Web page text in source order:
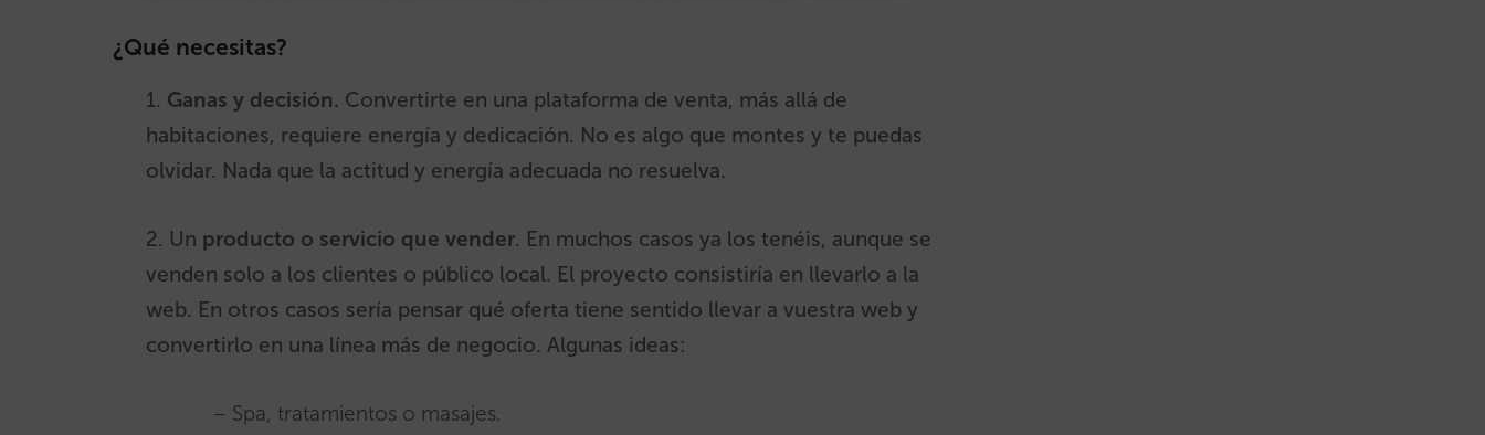
¿Qué necesitas?
1. Ganas y decisión. Convertirte en una plataforma de venta, más allá de
habitaciones, requiere energía y dedicación. No es algo que montes y te puedas
olvidar. Nada que la actitud y energía adecuada no resuelva.
2. Un producto o servicio que vender. En muchos casos ya los tenéis, aunque se
venden solo a los clientes o público local. El proyecto consistiría en llevarlo a la
web. En otros casos sería pensar qué oferta tiene sentido llevar a vuestra web y
convertirlo en una línea más de negocio. Algunas ideas:
– Spa, tratamientos o masajes.